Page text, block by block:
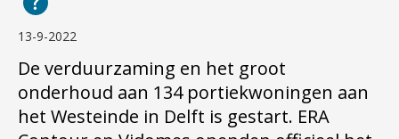
13-9-2022
De verduurzaming en het groot
onderhoud aan 134 portiekwoningen aan
het Westeinde in Delft is gestart. ERA